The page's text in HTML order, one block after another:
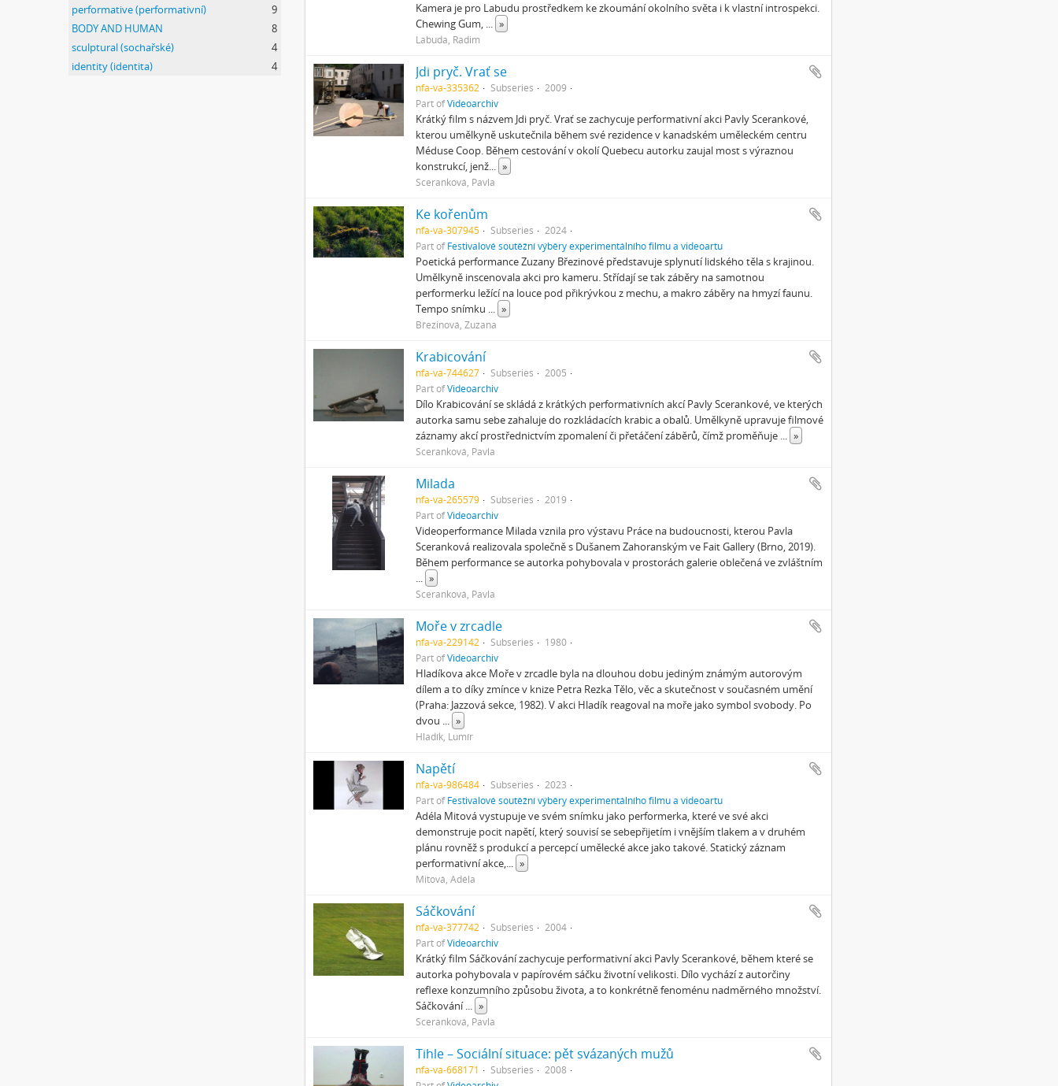
performative (performativní)
9
BODY AND HUMAN
8
sculptural (sochařské)
4
identity (identita)
4
Kamera je pro Labudu prostředkem ke zkoumání okolního světa i k vlastní introspekci.
Chewing Gum, ... »
Labuda, Radim
Jdi pryč. Vrať se
nfa-va-335362 Subseries
2009
Part ofVideoarchiv
Krátký film s názvem Jdi pryč. Vrať se zachycuje performativní akci Pavly Scerankové,
kterou umělkyně uskutečnila během své rezidence v kanadském uměleckém centru
Méduse Coop. Během cestování v okolí Quebecu autorku zaujal most s výraznou
konstrukcí, jenž... »
Sceranková, Pavla
Ke kořenům
nfa-va-307945 Subseries
2024
Part ofFestivalové soutěžní výběry experimentálního filmu a videoartu
Poetická performance Zuzany Březinové představuje splynutí lidského těla s krajinou.
Umělkyně inscenovala akci pro kameru. Střídají se tak záběry na samotnou
performerku ležící na louce pod přikrývkou z mechu, a makro záběry na hmyzí faunu.
Tempo snímku ... »
Březinová, Zuzana
Krabicování
nfa-va-744627 Subseries
2005
Part ofVideoarchiv
Dílo Krabicování se skládá z krátkých performativních akcí Pavly Scerankové, ve kterých
autorka samu sebe zahaluje do rozkládacích krabic a obalů. Umělkyně upravuje filmové
záznamy akcí prostřednictvím zpomalení či přetáčení záběrů, čímž proměňuje ... »
Sceranková, Pavla
Milada
nfa-va-265579 Subseries
2019
Part ofVideoarchiv
Videoperformance Milada vznila pro výstavu Práce na budoucnosti, kterou Pavla
Sceranková realizovala společně s Dušanem Zahoranským ve Fait Gallery (Brno, 2019).
Během performance se autorka pohybovala v prostorách galerie oblečená ve zvláštním
... »
Sceranková, Pavla
Moře v zrcadle
nfa-va-229142 Subseries
1980
Part ofVideoarchiv
Hladíkova akce Moře v zrcadle byla na dlouhou dobu jediným známým autorovým
dílem a to díky zmínce v knize Petra Rezka Tělo, věc a skutečnost v současném umění
(Praha: Jazzová sekce, 1982). V akci Hladík reagoval na moře jako symbol svobody. Po
dvou ... »
Hladík, Lumír
Napětí
nfa-va-986484 Subseries
2023
Part ofFestivalové soutěžní výběry experimentálního filmu a videoartu
Adéla Mitová vystupuje ve svém snímku jako performerka, které ve své akci
demonstruje pocit napětí, který souvisí se sebepřijetím i vnějším tlakem a v druhém
plánu rovněž s produkcí a percepcí umělecké akce jako takové. Statický záznam
performativní akce,... »
Mitová, Adéla
Sáčkování
nfa-va-377742 Subseries
2004
Part ofVideoarchiv
Krátký film Sáčkování zachycuje performativní akci Pavly Scerankové, během které se
autorka pohybovala v papírovém sáčku životní velikosti. Dílo vychází z autorčiny
reflexe konzumního způsobu života, a to konkrétně fenoménu nadměrného množství.
Sáčkování... »
Sceranková, Pavla
Tihle – Sociální situace: pět svázaných mužů
nfa-va-668171 Subseries
2008